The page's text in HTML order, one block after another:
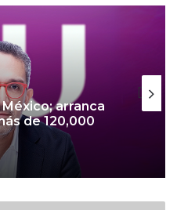
arranca
de 120,000